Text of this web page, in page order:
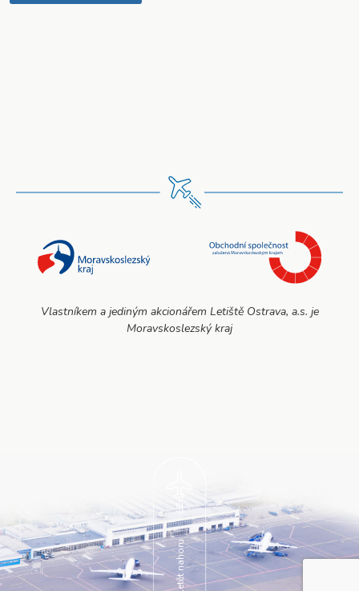
Vlastníkem a jediným akcionářem Letiště Ostrava, a.s. je
Moravskoslezský kraj
Vyletět nahoru